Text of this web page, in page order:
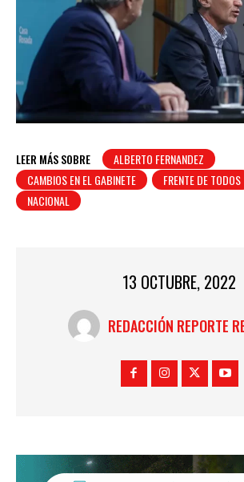
LEER MÁS SOBRE
ALBERTO FERNANDEZ
CAMBIOS EN EL GABINETE
FRENTE DE TODOS
NACIONAL
13 OCTUBRE, 2022
REDACCIÓN REPORTE